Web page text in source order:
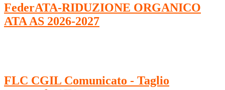
FederATA-RIDUZIONE ORGANICO
ATA AS 2026-2027
FLC CGIL Comunicato - Taglio